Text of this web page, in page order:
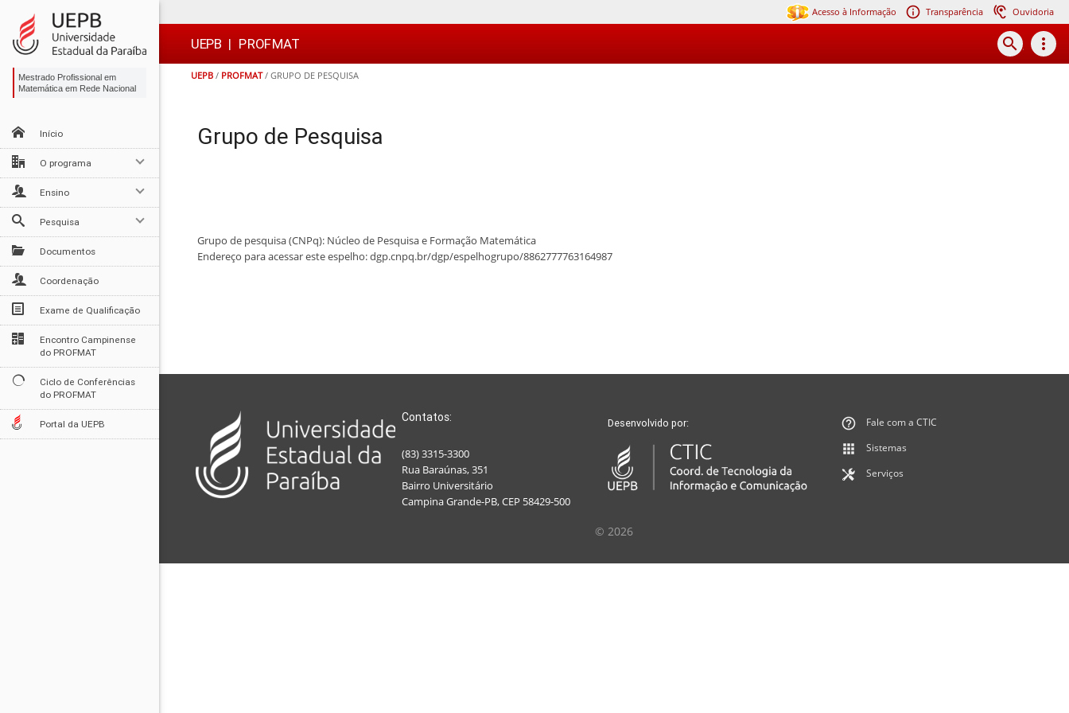
para
conteúdo
para
menu
para
busca
para
rodapé

Acesso à Informação Transparência Ouvidoria
UEPB | PROFMAT search more_vert
UEPB / PROFMAT/ GRUPO DE PESQUISA
Mestrado Profissional em
Matemática em Rede Nacional
Início
O programa
Ensino
Pesquisa
Documentos
Coordenação
Exame de Qualificação
Encontro Campinense
do PROFMAT
Ciclo de Conferências
do PROFMAT
Portal da UEPB
Grupo de Pesquisa
Grupo de pesquisa (CNPq): Núcleo de Pesquisa e Formação Matemática
Endereço para acessar este espelho: dgp.cnpq.br/dgp/espelhogrupo/8862777763164987
Contatos:
(83) 3315-3300
Rua Baraúnas, 351
Bairro Universitário
Campina Grande-PB, CEP 58429-500
Desenvolvido por:
Fale com a CTIC
Sistemas
Serviços
© 2026